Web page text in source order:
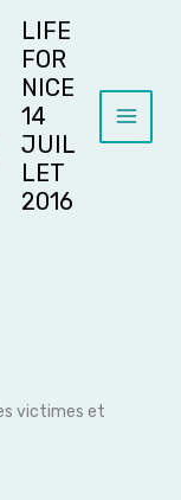
LIFE
FOR
NICE
14
JUIL
LET
2016
victimes et